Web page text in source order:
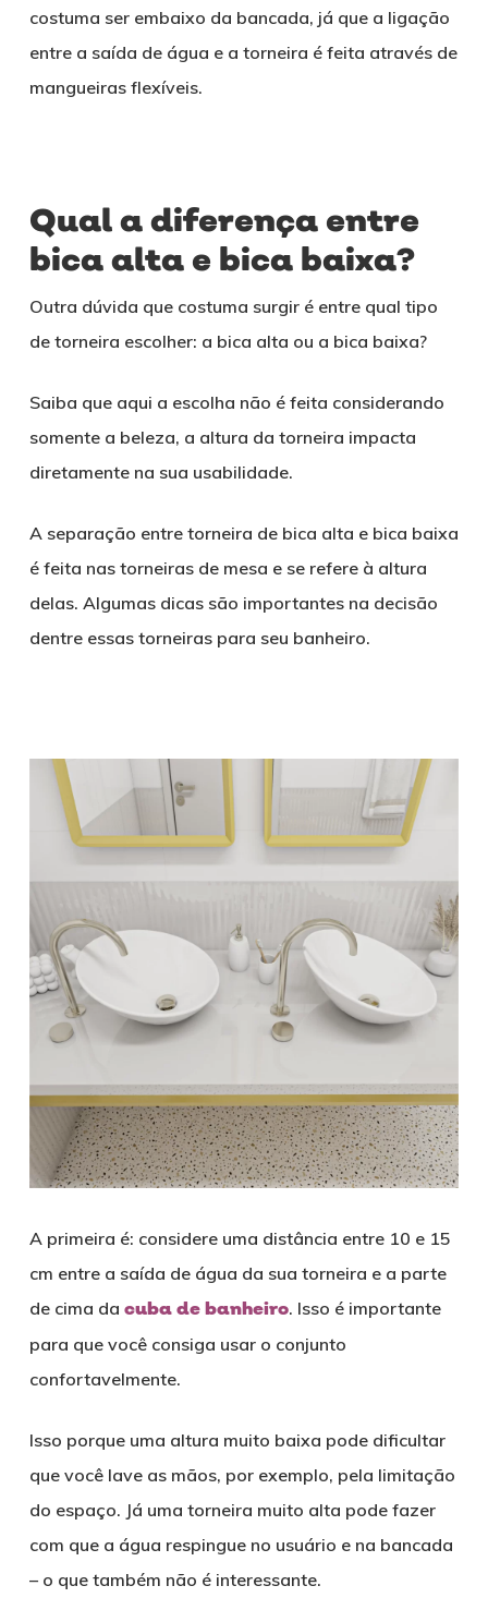
costuma ser embaixo da bancada, já que a ligação
entre a saída de água e a torneira é feita através de
mangueiras flexíveis.
Qual a diferença entre
bica alta e bica baixa?
Outra dúvida que costuma surgir é entre qual tipo
de torneira escolher: a bica alta ou a bica baixa?
Saiba que aqui a escolha não é feita considerando
somente a beleza, a altura da torneira impacta
diretamente na sua usabilidade.
A separação entre torneira de bica alta e bica baixa
é feita nas torneiras de mesa e se refere à altura
delas. Algumas dicas são importantes na decisão
dentre essas torneiras para seu banheiro.
A primeira é: considere uma distância entre 10 e 15
cm entre a saída de água da sua torneira e a parte
de cima da cuba de banheiro. Isso é importante
para que você consiga usar o conjunto
confortavelmente.
Isso porque uma altura muito baixa pode dificultar
que você lave as mãos, por exemplo, pela limitação
do espaço. Já uma torneira muito alta pode fazer
com que a água respingue no usuário e na bancada
– o que também não é interessante.